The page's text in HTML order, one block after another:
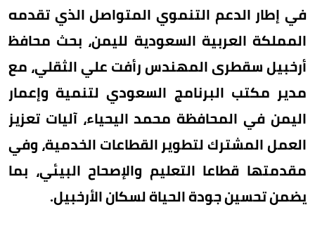
في إطار الدعم التنموي المتواصل الذي تقدمه
المملكة العربية السعودية لليمن، بحث محافظ
أرخبيل سقطرى المهندس رأفت علي الثقلي، مع
مدير مكتب البرنامج السعودي لتنمية وإعمار
اليمن في المحافظة محمد اليحياء، آليات تعزيز
العمل المشترك لتطوير القطاعات الخدمية، وفي
مقدمتها قطاعا التعليم والإصحاح البيئي، بما
يضمن تحسين جودة الحياة لسكان الأرخبيل.